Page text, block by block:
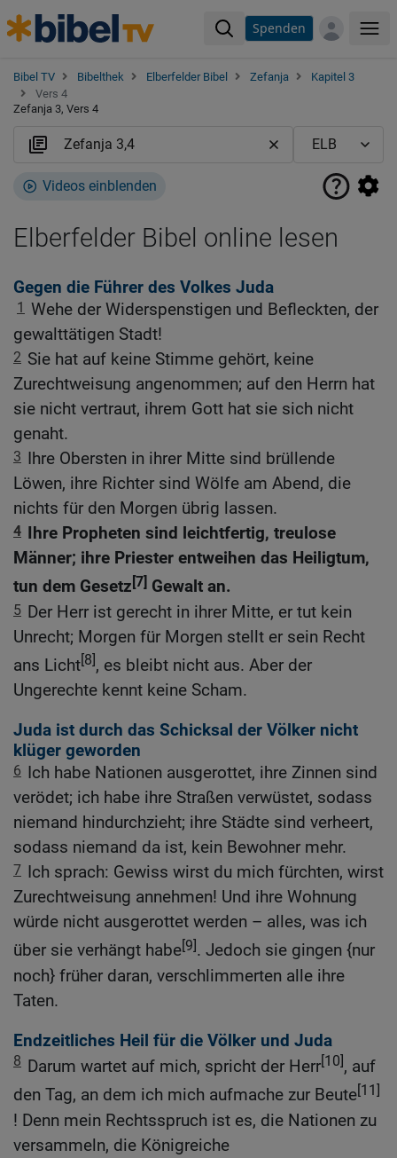
Spenden
Bibel TV Bibelthek Elberfelder Bibel Zefanja
Kapitel 3
Vers 4
Zefanja 3, Vers 4
Videos einblenden
Elberfelder Bibel online lesen
Gegen die Führer des Volkes Juda
1 Wehe der Widerspenstigen und Befleckten, der
gewalttätigen Stadt!
2 Sie hat auf keine Stimme gehört, keine
Zurechtweisung angenommen; auf den Herrn hat
sie nicht vertraut, ihrem Gott hat sie sich nicht
genaht.
3 Ihre Obersten in ihrer Mitte sind brüllende
Löwen, ihre Richter sind Wölfe am Abend, die
nichts für den Morgen übrig lassen.
4 Ihre Propheten sind leichtfertig, treulose
Männer; ihre Priester entweihen das Heiligtum,
tun dem Gesetz [7] Gewalt an.
5 Der Herr ist gerecht in ihrer Mitte, er tut kein
Unrecht; Morgen für Morgen stellt er sein Recht
ans Licht[8], es bleibt nicht aus. Aber der
Ungerechte kennt keine Scham.
Juda ist durch das Schicksal der Völker nicht
klüger geworden
6 Ich habe Nationen ausgerottet, ihre Zinnen sind
verödet; ich habe ihre Straßen verwüstet, sodass
niemand hindurchzieht; ihre Städte sind verheert,
sodass niemand da ist, kein Bewohner mehr.
7 Ich sprach: Gewiss wirst du mich fürchten, wirst
Zurechtweisung annehmen! Und ihre Wohnung
würde nicht ausgerottet werden – alles, was ich
über sie verhängt habe[9]. Jedoch sie gingen {nur
noch} früher daran, verschlimmerten alle ihre
Taten.
Endzeitliches Heil für die Völker und Juda
8 Darum wartet auf mich, spricht der Herr[10], auf
den Tag, an dem ich mich aufmache zur Beute[11]
! Denn mein Rechtsspruch ist es, die Nationen zu
versammeln, die Königreiche